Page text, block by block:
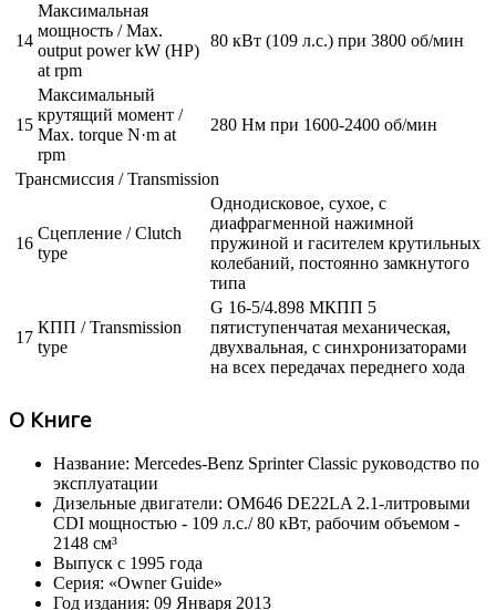
14
Максимальная
мощность / Max.
output power kW (HP)
at rpm
80 кВт (109 л.с.) при 3800 об/мин
15
Максимальный
крутящий момент /
Max. torque N·m at
rpm
280 Нм при 1600-2400 об/мин
Трансмиссия / Transmission
16
Сцепление / Clutch
type
Однодисковое, сухое, с
диафрагменной нажимной
пружиной и гасителем крутильных
колебаний, постоянно замкнутого
типа
17
КПП / Transmission
type
G 16-5/4.898 МКПП 5
пятиступенчатая механическая,
двухвальная, с синхронизаторами
на всех передачах переднего хода
О Книге
Название: Mercedes-Benz Sprinter Classic руководство по
эксплуатации
Дизельные двигатели: OM646 DE22LA 2.1-литровыми
CDI мощностью - 109 л.с./ 80 кВт, рабочим объемом -
2148 см³
Выпуск с 1995 года
Серия: «Owner Guide»
Год издания: 09 Января 2013